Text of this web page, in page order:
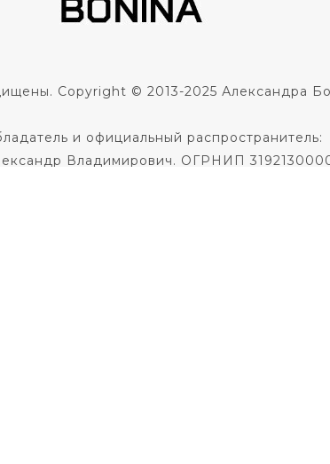
Copyright © 2013-2025 Александра
и официальный распространитель:
Владимирович. ОГРНИП